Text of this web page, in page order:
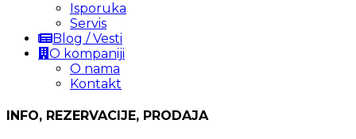
Isporuka
Servis
Blog / Vesti
O kompaniji
O nama
Kontakt
INFO, REZERVACIJE, PRODAJA